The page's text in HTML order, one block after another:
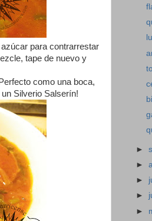
para contrarrestar
tape de nuevo y
como una boca,
Silverio Salserín!
►
►
►
►
►